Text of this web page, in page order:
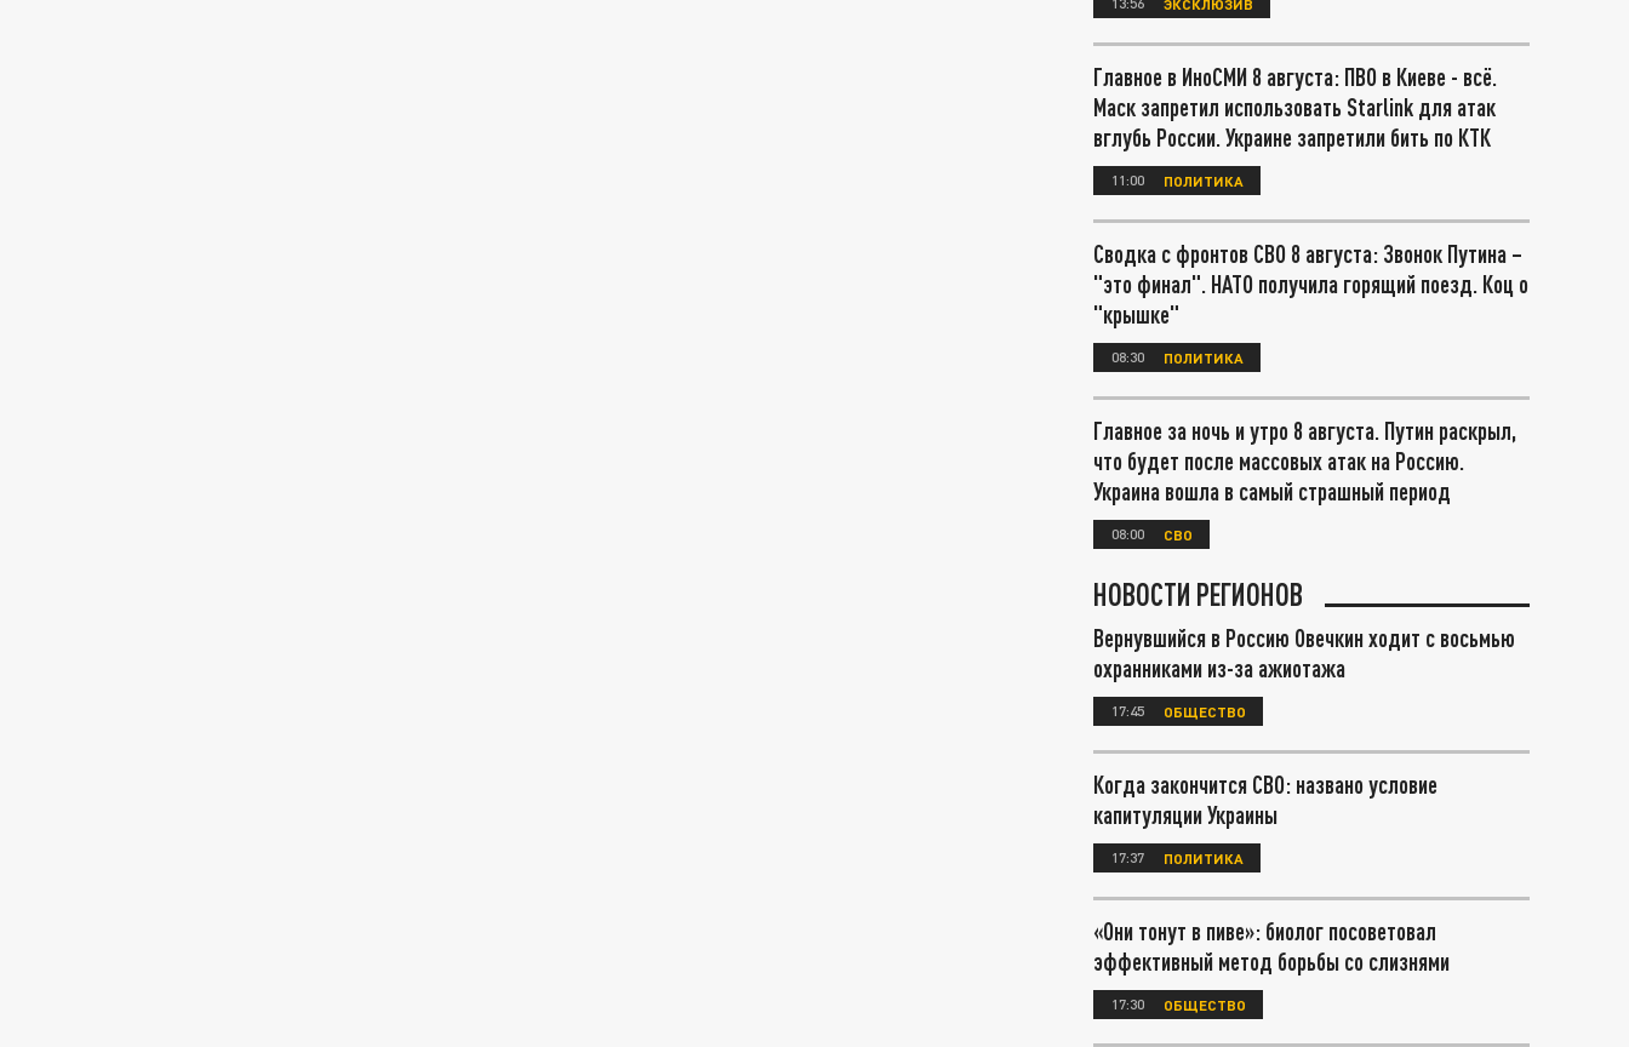
ЭКСКЛЮЗИВ
Главное в ИноСМИ 8 августа: ПВО в Киеве - всё.
Маск запретил использовать Starlink для атак
вглубь России. Украине запретили бить по КТК
11:00 ПОЛИТИКА
Сводка с фронтов СВО 8 августа: Звонок Путина –
"это финал". НАТО получила горящий поезд. Коц о
"крышке"
08:30 ПОЛИТИКА
Главное за ночь и утро 8 августа. Путин раскрыл,
что будет после массовых атак на Россию.
Украина вошла в самый страшный период
08:00 СВО
НОВОСТИ РЕГИОНОВ
Вернувшийся в Россию Овечкин ходит с восьмью
охранниками из-за ажиотажа
17:45 ОБЩЕСТВО
Когда закончится СВО: названо условие
капитуляции Украины
17:37 ПОЛИТИКА
«Они тонут в пиве»: биолог посоветовал
эффективный метод борьбы со слизнями
17:30 ОБЩЕСТВО